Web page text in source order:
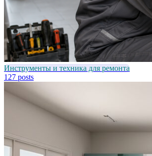
Инструменты и техника для ремонта
127 posts